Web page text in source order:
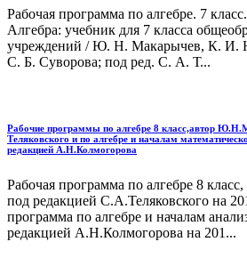
Рабочая программа по алгебре. 7
Алгебра: учебник для 7 класса
учреждений / Ю. Н. Макарычев, К. И.
С. Б. Суворова; под ред. С. А. Т...
Рабочие программы по алгебре 8 класс,автор
Теляковского и по алгебре и началам
редакцией А.Н.Колмогорова
Рабочая программа по алгебре 8
под редакцией С.А.Теляковского на
программа по алгебре и началам
редакцией А.Н.Колмогорова на 201...